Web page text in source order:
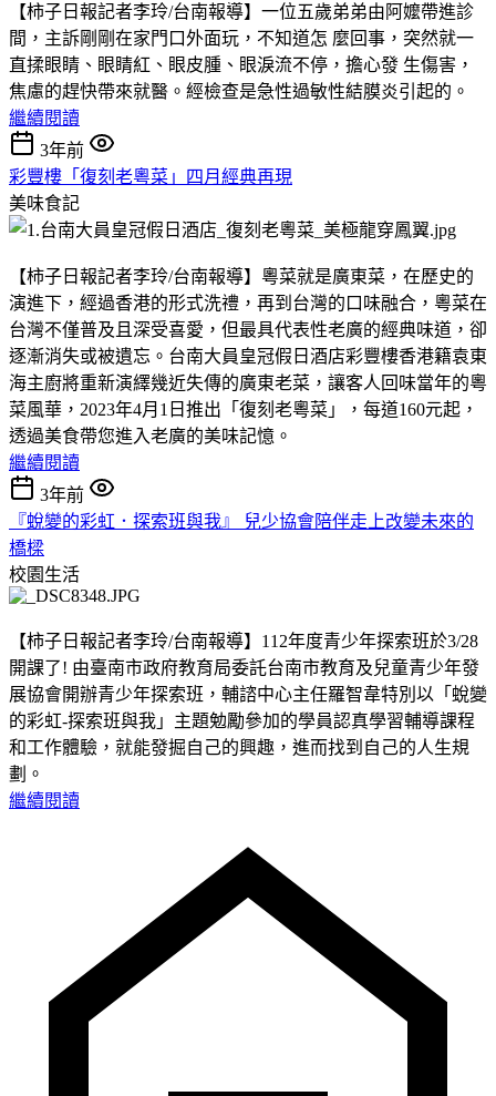
【柿子日報記者李玲/台南報導】一位五歲弟弟由阿嬤帶進診
間，主訴剛剛在家門口外面玩，不知道怎 麼回事，突然就一
直揉眼睛、眼睛紅、眼皮腫、眼淚流不停，擔心發 生傷害，
焦慮的趕快帶來就醫。經檢查是急性過敏性結膜炎引起的。
繼續閱讀
3年前
彩豐樓「復刻老粵菜」四月經典再現
美味食記
【柿子日報記者李玲/台南報導】粵菜就是廣東菜，在歷史的
演進下，經過香港的形式洗禮，再到台灣的口味融合，粵菜在
台灣不僅普及且深受喜愛，但最具代表性老廣的經典味道，卻
逐漸消失或被遺忘。台南大員皇冠假日酒店彩豐樓香港籍袁東
海主廚將重新演繹幾近失傳的廣東老菜，讓客人回味當年的粵
菜風華，2023年4月1日推出「復刻老粵菜」，每道160元起，
透過美食帶您進入老廣的美味記憶。
繼續閱讀
3年前
『蛻變的彩虹．探索班與我』 兒少協會陪伴走上改變未來的
橋樑
校園生活
【柿子日報記者李玲/台南報導】112年度青少年探索班於3/28
開課了! 由臺南市政府教育局委託台南市教育及兒童青少年發
展協會開辦青少年探索班，輔諮中心主任羅智韋特別以「蛻變
的彩虹-探索班與我」主題勉勵參加的學員認真學習輔導課程
和工作體驗，就能發掘自己的興趣，進而找到自己的人生規
劃。
繼續閱讀